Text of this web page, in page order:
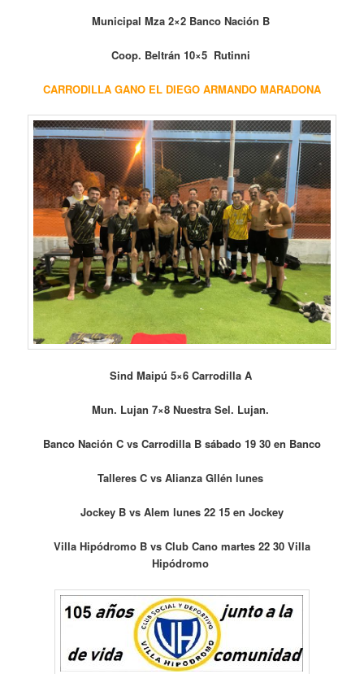
Municipal Mza 2×2 Banco Nación B
Coop. Beltrán 10×5 Rutinni
CARRODILLA GANO EL DIEGO ARMANDO MARADONA
Sind Maipú 5×6 Carrodilla A
Mun. Lujan 7×8 Nuestra Sel. Lujan.
Banco Nación C vs Carrodilla B sábado 19 30 en Banco
Talleres C vs Alianza Gllén lunes
Jockey B vs Alem lunes 22 15 en Jockey
Villa Hipódromo B vs Club Cano martes 22 30 Villa
Hipódromo